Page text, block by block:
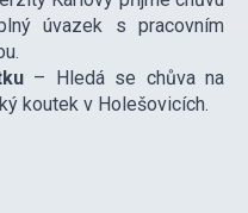
úvazek s pracovním
– Hledá se chůva na
koutek v Holešovicích.